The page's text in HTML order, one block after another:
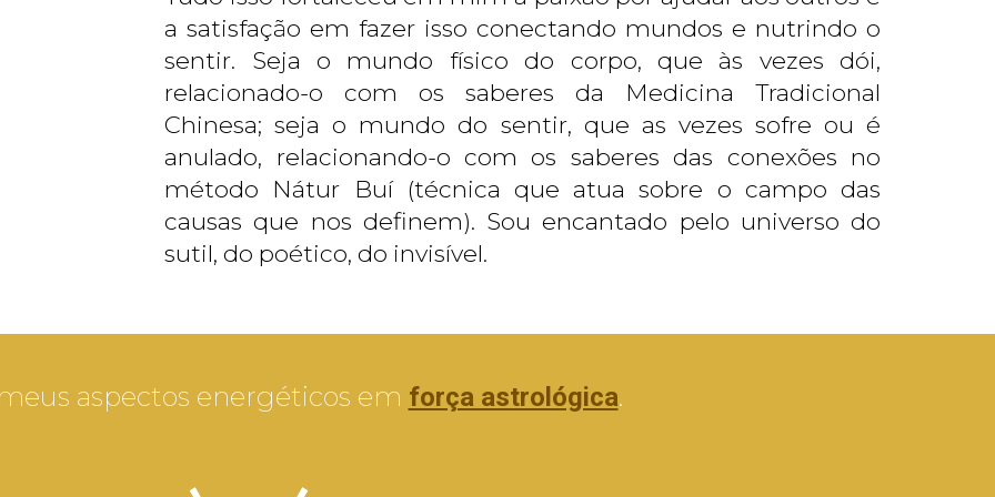
a satisfação em fazer isso conectando mundos e nutrindo o
sentir. Seja o mundo físico do corpo, que às vezes dói,
relacionado-o com os saberes da Medicina Tradicional
Chinesa; seja o mundo do sentir, que as vezes sofre ou é
anulado, relacionando-o com os saberes das conexões no
método Nátur Buí (técnica que atua sobre o campo das
causas que nos definem). Sou encantado pelo universo do
sutil, do poético, do invisível.
aspectos energéticos em força astrológica.